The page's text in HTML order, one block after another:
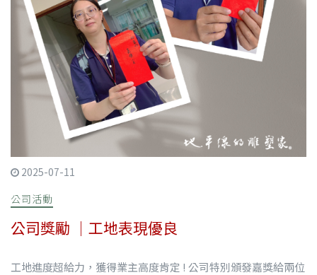
2025-07-11
公司活動
公司獎勵 ｜工地表現優良
工地進度超給力，獲得業主高度肯定 ! 公司特別頒發嘉獎給兩位